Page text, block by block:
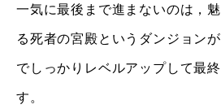
一気に最後まで進まないのは，
る死者の宮殿というダンジョン
でしっかりレベルアップして最
す。